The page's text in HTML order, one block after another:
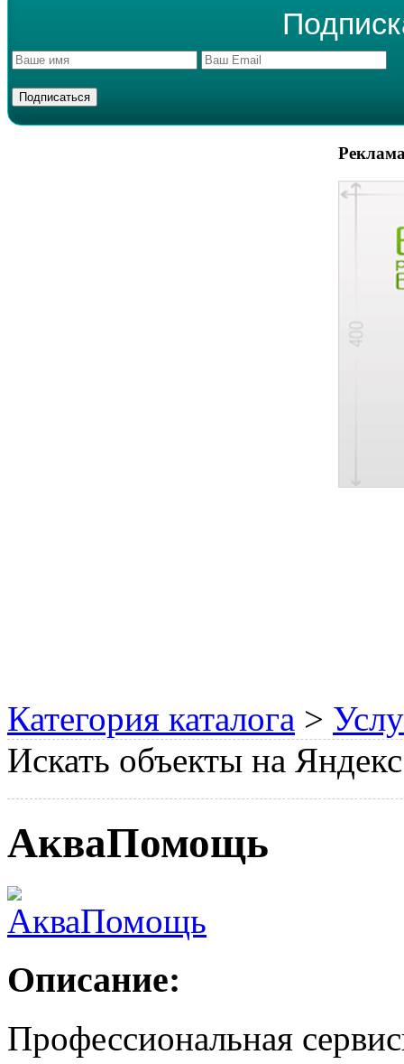
Категория каталога >
Искать объекты на
АкваПомощь
Описание:
Профессиональная